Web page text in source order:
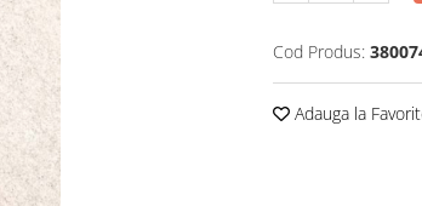
Cod Produs:
Adauga la